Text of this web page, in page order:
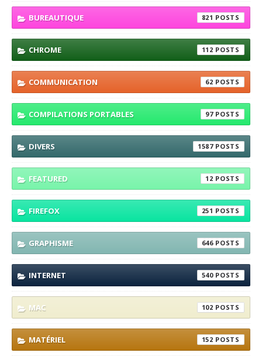
BUREAUTIQUE 821
CHROME 112
COMMUNICATION 62
COMPILATIONS PORTABLES 97
DIVERS 1587
FEATURED 12
FIREFOX 251
GRAPHISME 646
INTERNET 540
MAC 102
MATÉRIEL 152